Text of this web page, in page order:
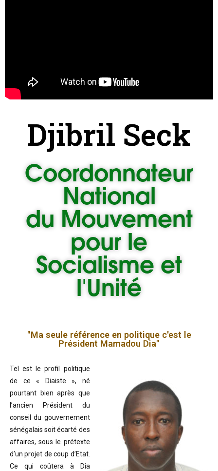
Djibril Seck
Coordonnateur
National
du Mouvement
pour le
Socialisme et
l'Unité
"Ma seule référence en politique c'est le
Président Mamadou Dia"
Tel est le profil politique
de ce « Diaiste », né
pourtant bien après que
l’ancien Président du
conseil du gouvernement
sénégalais soit écarté des
affaires, sous le prétexte
d’un projet de coup d’Etat.
Ce qui coûtera à Dia